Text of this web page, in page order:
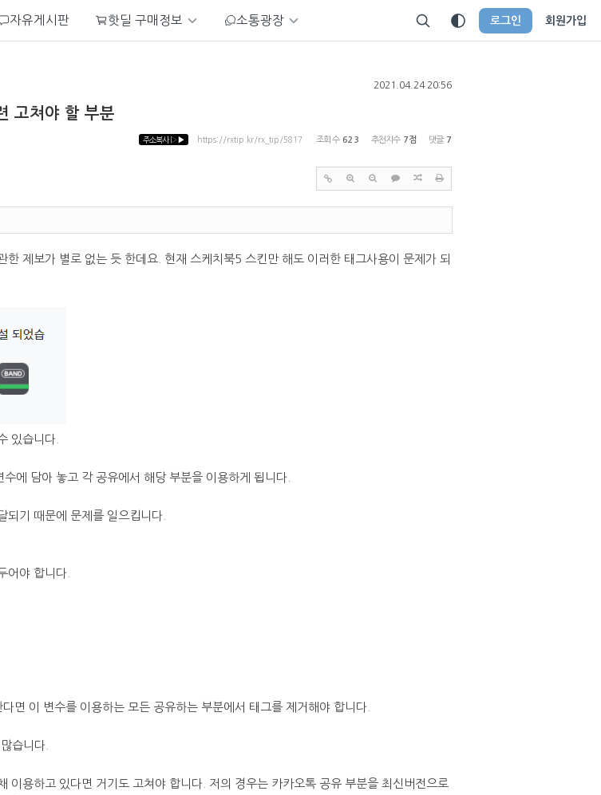
자유게시판 핫딜 구매정보 소통광장 로그인 회원가입
2021.04.24 20:56
고쳐야 할 부분
주소복사 ▷▶ https://rxtip.kr/rx_tip/5817 조회 수 623 추천지수 7점 댓글 7
제보가 별로 없는 듯 한데요. 현재 스케치북5 스킨만 해도 이러한 태그사용이 문제가 되
있습니다.
에 담아 놓고 각 공유에서 해당 부분을 이용하게 됩니다.
되기 때문에 문제를 일으킵니다.
어야 합니다.
면 이 변수를 이용하는 모든 공유하는 부분에서 태그를 제거해야 합니다.
습니다.
이용하고 있다면 거기도 고쳐야 합니다. 저의 경우는 카카오톡 공유 부분을 최신버전으로